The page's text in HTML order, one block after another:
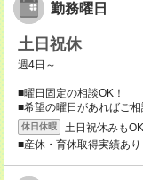
勤務曜日
土日祝休
週4日～
■曜日固定の相談OK！
■希望の曜日があればご相
休日休暇
土日祝休みもOK
■産休・育休取得実績あり